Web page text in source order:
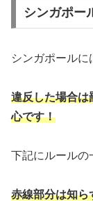
シンガポー
シンガポールに
違反した場合は
心です！
下記にルールの
赤線部分は知ら